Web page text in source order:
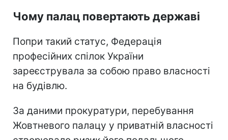
Чому палац повертають державі
Попри такий статус, Федерація
професійних спілок України
зареєструвала за собою право власності
на будівлю.
За даними прокуратури, перебування
Жовтневого палацу у приватній власності